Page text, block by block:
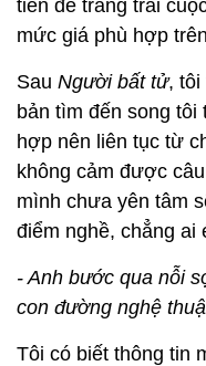
tiền để trang trải
mức giá phù hợp
Sau Người bất tử, tôi
bản tìm đến song tôi
hợp nên liên tục từ
không cảm được
mình chưa yên tâm
điểm nghề, chẳng ai
- Anh bước qua nỗi
con đường nghệ
Tôi có biết thông tin